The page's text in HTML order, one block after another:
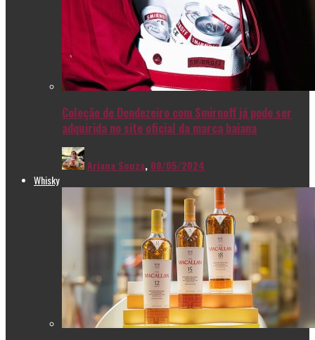
Coleção de Dendezeiro com Smirnoff já pode ser
adquirida no site oficial da marca baiana
Ariana Souza, 08/05/2024
Whisky